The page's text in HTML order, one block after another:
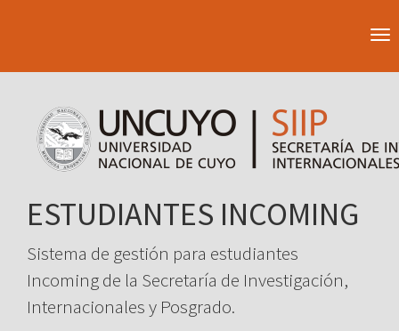
ESTUDIANTES INCOMING
Sistema de gestión para estudiantes
Incoming de la Secretaría de Investigación,
Internacionales y Posgrado.